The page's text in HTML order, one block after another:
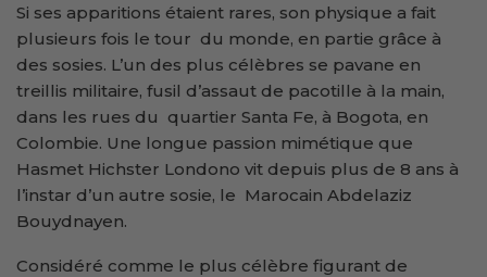
Si ses apparitions étaient rares, son physique a fait
plusieurs fois le tour du monde, en partie grâce à
des sosies. L’un des plus célèbres se pavane en
treillis militaire, fusil d’assaut de pacotille à la main,
dans les rues du quartier Santa Fe, à Bogota, en
Colombie. Une longue passion mimétique que
Hasmet Hichster Londono vit depuis plus de 8 ans à
l’instar d’un autre sosie, le Marocain Abdelaziz
Bouydnayen.
Considéré comme le plus célèbre figurant de